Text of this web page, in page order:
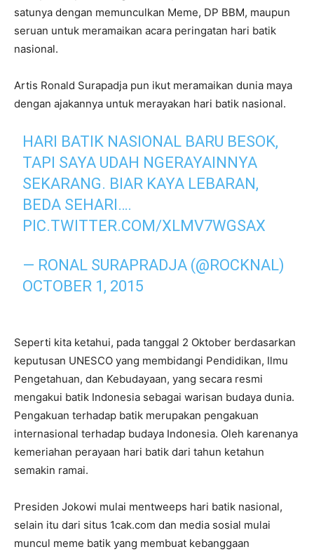
satunya dengan memunculkan Meme, DP BBM, maupun
seruan untuk meramaikan acara peringatan hari batik
nasional.
Artis Ronald Surapadja pun ikut meramaikan dunia maya
dengan ajakannya untuk merayakan hari batik nasional.
HARI BATIK NASIONAL BARU BESOK,
TAPI SAYA UDAH NGERAYAINNYA
SEKARANG. BIAR KAYA LEBARAN,
BEDA SEHARI….
PIC.TWITTER.COM/XLMV7WGSAX
— RONAL SURAPRADJA (@ROCKNAL)
OCTOBER 1, 2015
Seperti kita ketahui, pada tanggal 2 Oktober berdasarkan
keputusan UNESCO yang membidangi Pendidikan, Ilmu
Pengetahuan, dan Kebudayaan, yang secara resmi
mengakui batik Indonesia sebagai warisan budaya dunia.
Pengakuan terhadap batik merupakan pengakuan
internasional terhadap budaya Indonesia. Oleh karenanya
kemeriahan perayaan hari batik dari tahun ketahun
semakin ramai.
Presiden Jokowi mulai mentweeps hari batik nasional,
selain itu dari situs 1cak.com dan media sosial mulai
muncul meme batik yang membuat kebanggaan